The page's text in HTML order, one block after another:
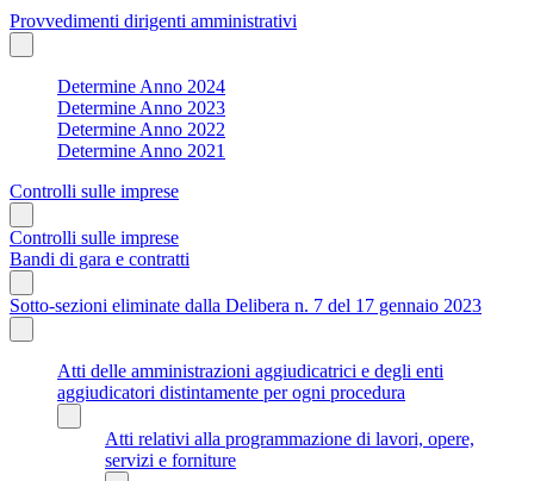
Provvedimenti dirigenti amministrativi
Determine Anno 2024
Determine Anno 2023
Determine Anno 2022
Determine Anno 2021
Controlli sulle imprese
Controlli sulle imprese
Bandi di gara e contratti
Sotto-sezioni eliminate dalla Delibera n. 7 del 17 gennaio 2023
Atti delle amministrazioni aggiudicatrici e degli enti
aggiudicatori distintamente per ogni procedura
Atti relativi alla programmazione di lavori, opere,
servizi e forniture